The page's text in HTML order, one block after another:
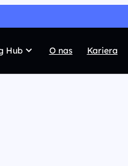
Hub O nas Kariera